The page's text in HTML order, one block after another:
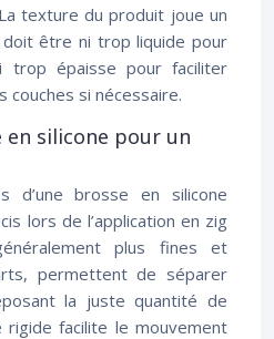
texture du produit joue un
être ni trop liquide pour
trop épaisse pour faciliter
couches si nécessaire.
en silicone pour un
d’une brosse en silicone
lors de l’application en zig
plus fines et
permettent de séparer
la juste quantité de
facilite le mouvement